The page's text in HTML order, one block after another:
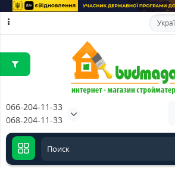
066-204-11-33
068-204-11-33